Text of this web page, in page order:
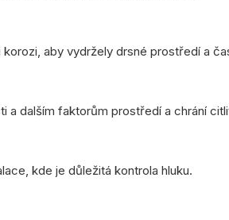
aby vydržely drsné prostředí a
a dalším faktorům prostředí a chrání
kde je důležitá kontrola hluku.